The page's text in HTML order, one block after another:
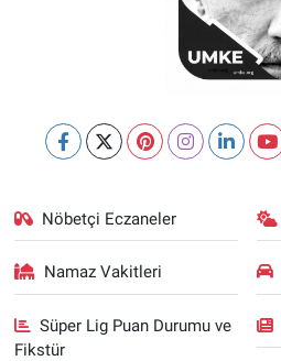
Nöbetçi Eczaneler
Namaz Vakitleri
Süper Lig Puan Durumu ve
Fikstür